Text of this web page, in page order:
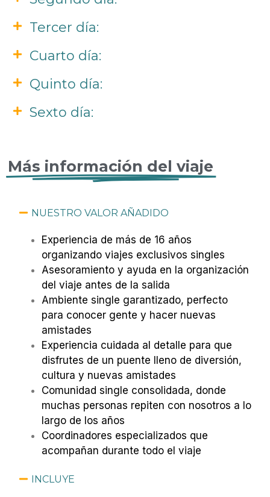
Tercer día:
Cuarto día:
Quinto día:
Sexto día:
Más información del viaje
NUESTRO VALOR AÑADIDO
Experiencia de más de 16 años
organizando viajes exclusivos singles
Asesoramiento y ayuda en la organización
del viaje antes de la salida
Ambiente single garantizado, perfecto
para conocer gente y hacer nuevas
amistades
Experiencia cuidada al detalle para que
disfrutes de un puente lleno de diversión,
cultura y nuevas amistades
Comunidad single consolidada, donde
muchas personas repiten con nosotros a lo
largo de los años
Coordinadores especializados que
acompañan durante todo el viaje
INCLUYE